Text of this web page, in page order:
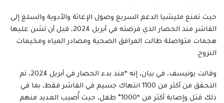
حيث تمنع مليشيا الدعم السريع وصول الإغاثة والأدوية والسلع إلى
الفاشر منذ الحصار الذي فرضته في أبريل 2024، قبل أن تشن عليها
هجمات متواصلة طالت المرافق الصحية ومصادر المياه ومخيمات
النزوح.
وقالت يونيسف، في بيان، إنه “منذ بدء الحصار في أبريل 2024، تم
التحقق من أكثر من 1100 انتهاك جسيم في الفاشر فقط، بما في
ذلك قتل وإصابة أكثر من “1000” طفل، حيث أُصيب العديد منهم